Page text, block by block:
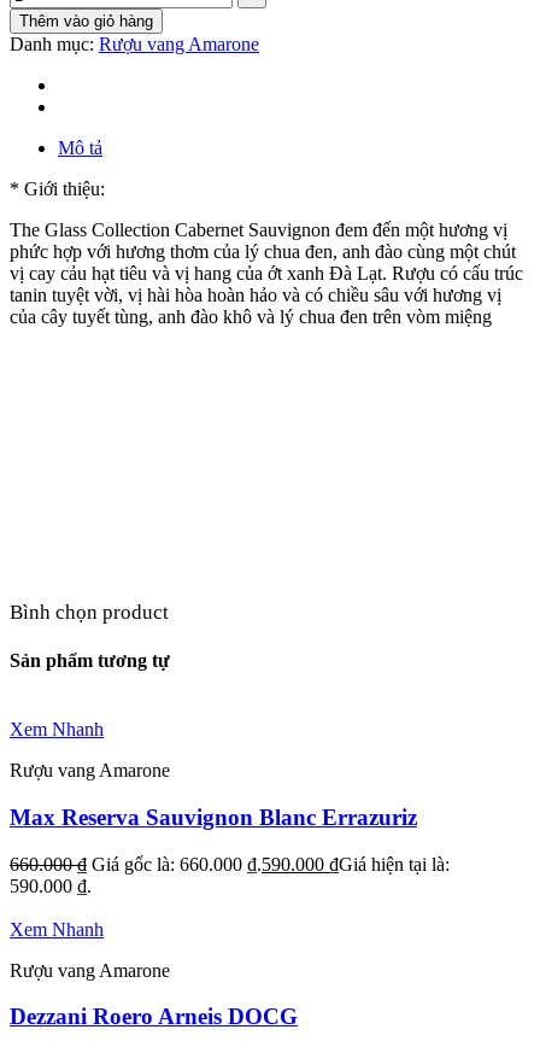
Thêm vào giỏ hàng
Danh mục: Rượu vang Amarone
Mô tả
* Giới thiệu:
The Glass Collection Cabernet Sauvignon đem đến một hương vị
phức hợp với hương thơm của lý chua đen, anh đào cùng một chút
vị cay cảu hạt tiêu và vị hang của ớt xanh Đà Lạt. Rượu có cấu trúc
tanin tuyệt vời, vị hài hòa hoàn hảo và có chiều sâu với hương vị
của cây tuyết tùng, anh đào khô và lý chua đen trên vòm miệng
Bình chọn product
Sản phẩm tương tự
Xem Nhanh
Rượu vang Amarone
Max Reserva Sauvignon Blanc Errazuriz
660.000₫ Giá gốc là: 660.000 ₫.590.000 ₫Giá hiện tại là:
590.000 ₫.
Xem Nhanh
Rượu vang Amarone
Dezzani Roero Arneis DOCG